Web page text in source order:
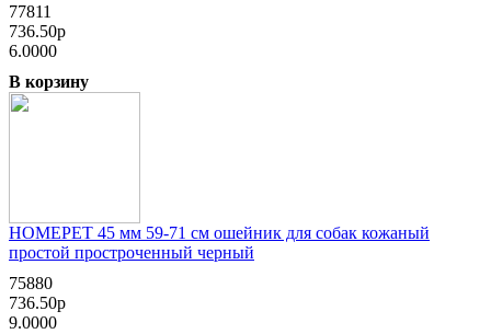
77811
736.50р
6.0000
В корзину
HOMEPET 45 мм 59-71 см ошейник для собак кожаный
простой простроченный черный
75880
736.50р
9.0000